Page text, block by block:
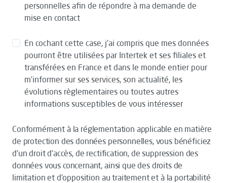
personnelles afin de répondre à ma demande de
mise en contact
En cochant cette case, j’ai compris que mes données
pourront être utilisées par Intertek et ses filiales et
transférées en France et dans le monde entier pour
m’informer sur ses services, son actualité, les
évolutions règlementaires ou toutes autres
informations susceptibles de vous intéresser
Conformément à la réglementation applicable en matière
de protection des données personnelles, vous bénéficiez
d’un droit d’accès, de rectification, de suppression des
données vous concernant, ainsi que des droits de
limitation et d’opposition au traitement et à la portabilité